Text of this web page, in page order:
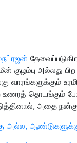
குழம்பு அல்லது
வாரங்களுக்கும்
உணரத் தொடங்கும்
, அதை நன்கு